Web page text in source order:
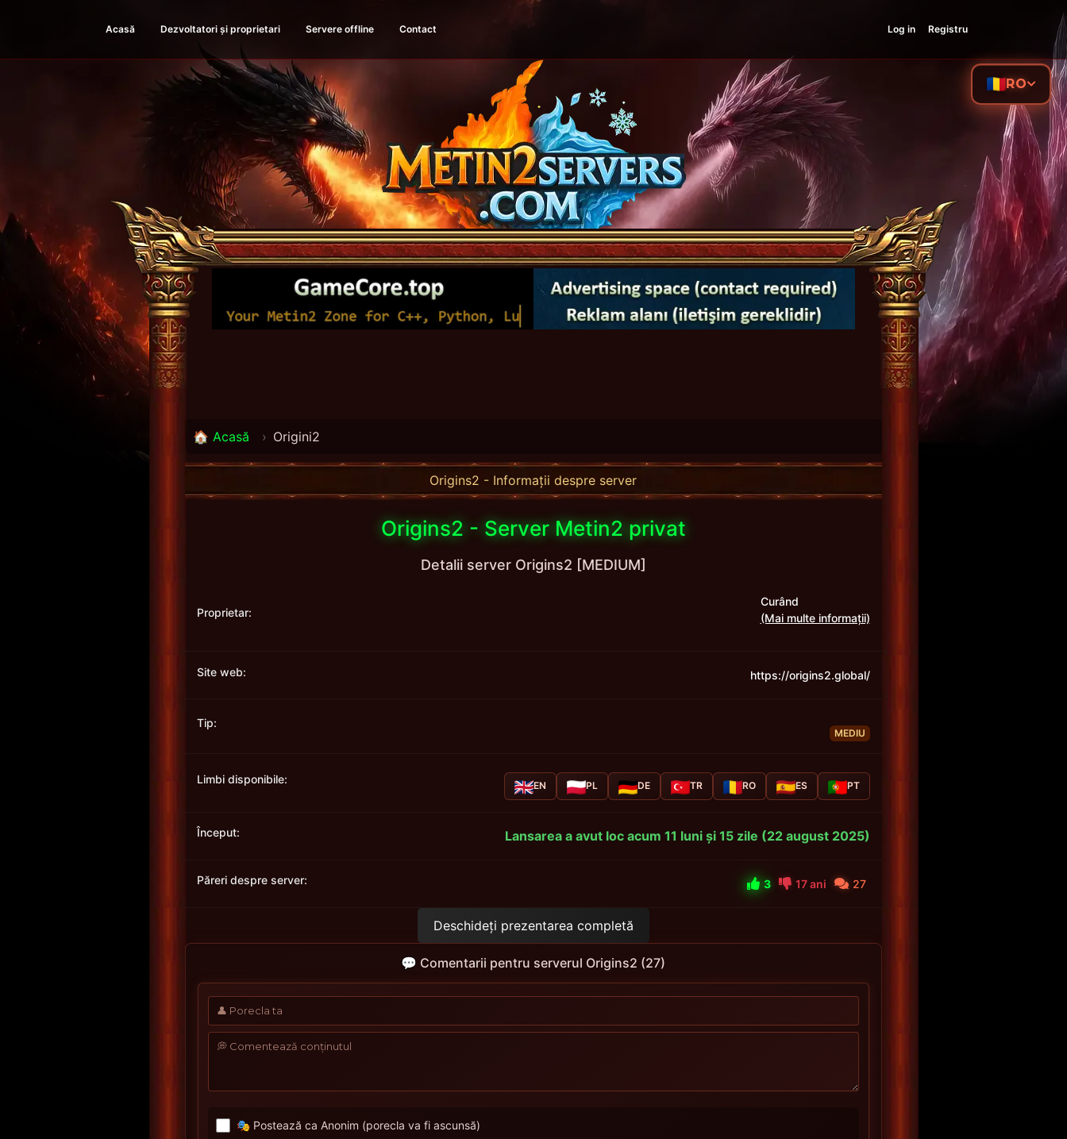
RO
Acasă Dezvoltatori și proprietari Servere offline Contact Log in Registru
🏠 Acasă › Origini2
Origins2 - Informații despre server
Origins2 - Server Metin2 privat
Detalii server Origins2 [MEDIUM]
Proprietar:
Curând
(Mai multe informații)
Site web: https://origins2.global/
Tip:
MEDIU
Limbi disponibile: EN PL DE TR RO ES PT
Început: Lansarea a avut loc acum 11 luni și 15 zile (22 august 2025)
Păreri despre server: 3 17 ani 27
Deschideți prezentarea completă
💬 Comentarii pentru serverul Origins2 (27)
🎭 Postează ca Anonim (porecla va fi ascunsă)